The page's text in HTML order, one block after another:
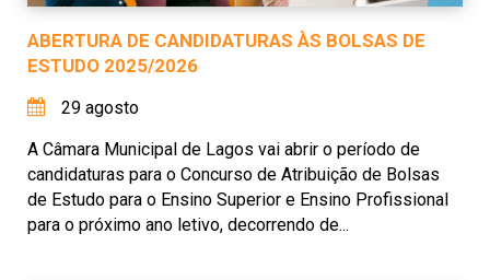
ABERTURA DE CANDIDATURAS ÀS BOLSAS DE
ESTUDO 2025/2026
29 agosto
A Câmara Municipal de Lagos vai abrir o período de
candidaturas para o Concurso de Atribuição de Bolsas
de Estudo para o Ensino Superior e Ensino Profissional
para o próximo ano letivo, decorrendo de...